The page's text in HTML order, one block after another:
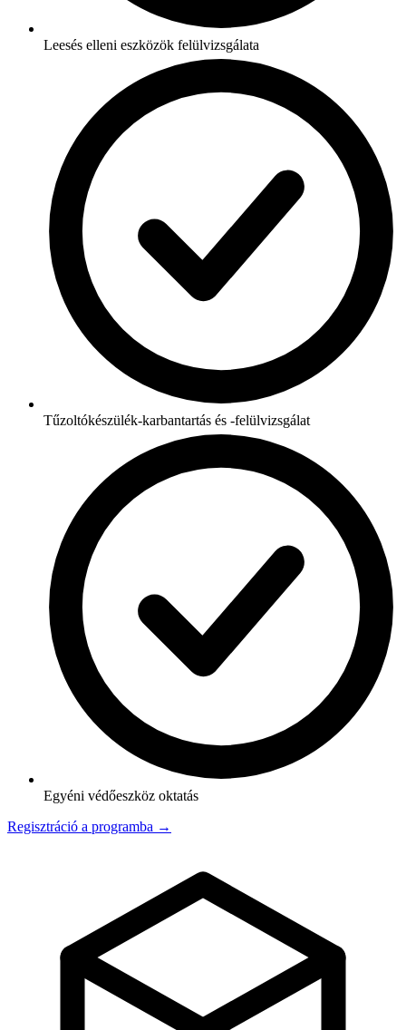
Leesés elleni eszközök felülvizsgálata
Tűzoltókészülék-karbantartás és -felülvizsgálat
Egyéni védőeszköz oktatás
Regisztráció a programba →